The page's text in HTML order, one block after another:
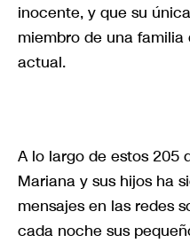
inocente, y que su
miembro de una
actual.
A lo largo de estos 205
Mariana y sus hijos ha
mensajes en las redes
cada noche sus